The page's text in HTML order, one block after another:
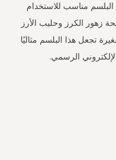
مناسب للاستخدام
زهور الكرز وحليب الأرز
تجعل هذا البلسم مثاليًا
الرسمي.